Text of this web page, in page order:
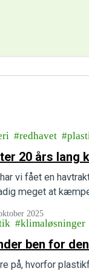
redhavet
20 års lang
vi fået en
meget at
2025
klimaløsninger
ben for
på, hvorfor